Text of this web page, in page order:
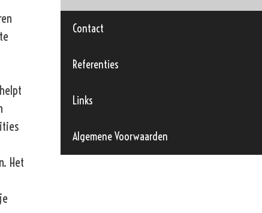
Het
Contact
Referenties
Links
Algemene Voorwaarden